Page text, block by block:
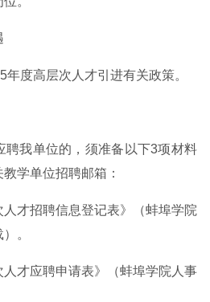
度高层次人才引进有关政策。
聘我单位的，须准备以下3项材料
学单位招聘邮箱：
人才招聘信息登记表》（蚌埠学院
。
人才应聘申请表》（蚌埠学院人事